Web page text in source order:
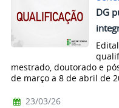
DG
mestrado, doutorado e
de março a 8 de abril de
23/03/26